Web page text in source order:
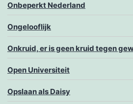
Onbeperkt Nederland
Ongelooflijk
Onkruid, er is geen kruid tegen
Open Universiteit
Opslaan als Daisy